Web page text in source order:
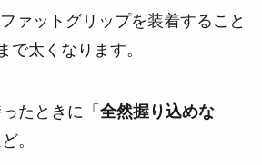
ァットグリップを装着すること
で太くなります。
たときに「 全然握り込めな
。